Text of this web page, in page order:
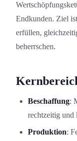
Endkunden. Ziel
erfüllen,
beherrschen.
Beschaffung:
rechtzeitig und
Produktion: